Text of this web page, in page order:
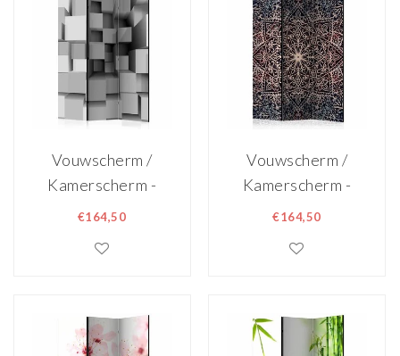
geprint
geprint
Vouwscherm /
Kamerscherm -
Puzzel 135x172cm,
geleverd
€164,50
Vouwscherm /
Kamerscherm -
Spiritualiteit
gemonteerd
dubbelzijdig
geprint
€164,50